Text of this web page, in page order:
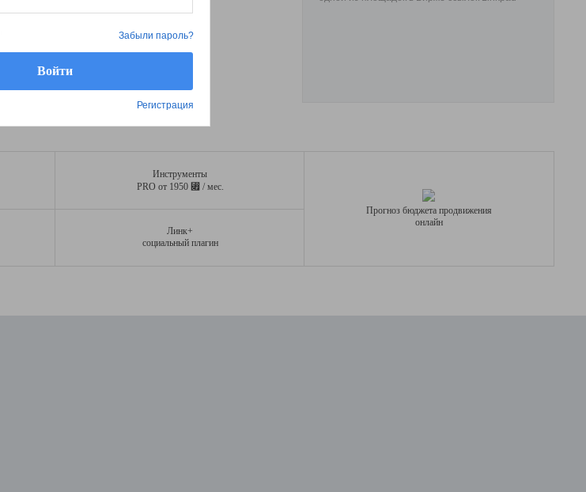
Инструменты
PRO от 1950 ⃏ / мес.
Линк+
социальный плагин
Прогноз бюджета продвижения
онлайн
Регистрация
Забыли пароль?